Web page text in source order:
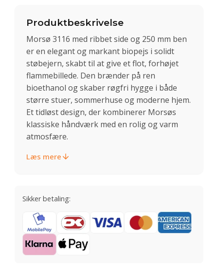
Produktbeskrivelse
Morsø 3116 med ribbet side og 250 mm ben
er en elegant og markant biopejs i solidt
støbejern, skabt til at give et flot, forhøjet
flammebillede. Den brænder på ren
bioethanol og skaber røgfri hygge i både
større stuer, sommerhuse og moderne hjem.
Et tidløst design, der kombinerer Morsøs
klassiske håndværk med en rolig og varm
atmosfære.
Læs mere
Sikker betaling: